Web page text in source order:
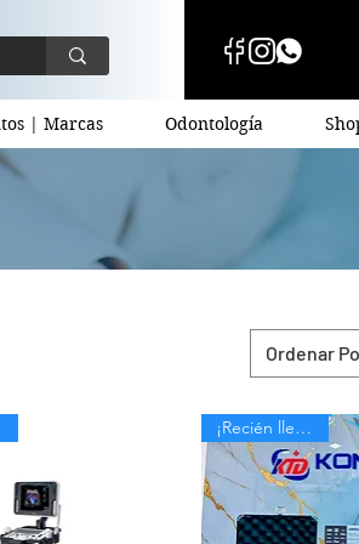
| Marcas Odontología
Ordenar
¡Recién llegadas!